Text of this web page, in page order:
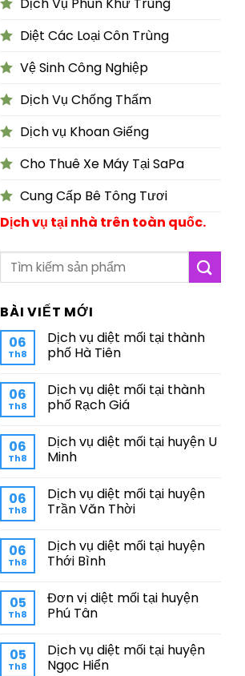
Dịch Vụ Phun Khử Trùng
Diệt Các Loại Côn Trùng
Vệ Sinh Công Nghiệp
Dịch Vụ Chống Thấm
Dịch vụ Khoan Giếng
Cho Thuê Xe Máy Tại SaPa
Cung Cấp Bê Tông Tươi
Dịch vụ tại nhà trên toàn quốc.
BÀI VIẾT MỚI
06
Th8
Dịch vụ diệt mối tại thành
phố Hà Tiên
06
Th8
Dịch vụ diệt mối tại thành
phố Rạch Giá
06
Th8
Dịch vụ diệt mối tại huyện U
Minh
06
Th8
Dịch vụ diệt mối tại huyện
Trần Văn Thời
06
Th8
Dịch vụ diệt mối tại huyện
Thới Bình
05
Th8
Đơn vị diệt mối tại huyện
Phú Tân
05
Th8
Dịch vụ diệt mối tại huyện
Ngọc Hiển